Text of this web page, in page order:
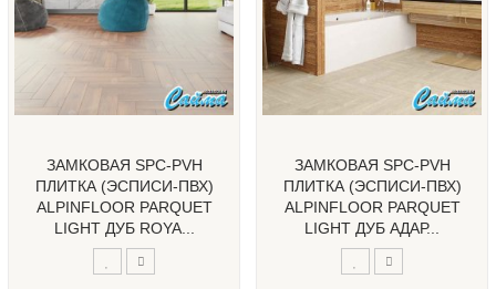
ЗАМКОВАЯ SPC-PVH
ПЛИТКА (ЭСПИСИ-ПВХ)
ALPINFLOOR PARQUET
LIGHT ДУБ ROYA...
ЗАМКОВАЯ SPC-PVH
ПЛИТКА (ЭСПИСИ-ПВХ)
ALPINFLOOR PARQUET
LIGHT ДУБ АДАР...